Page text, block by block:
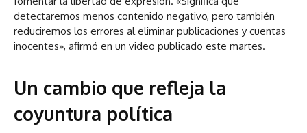
detectaremos menos contenido negativo, pero también
reduciremos los errores al eliminar publicaciones y cuentas
inocentes», afirmó en un video publicado este martes.
Un cambio que refleja la
coyuntura política